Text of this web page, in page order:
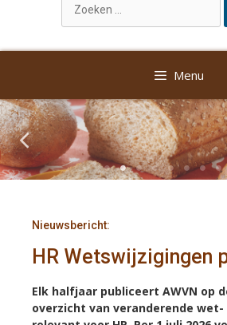
Menu
Nieuwsbericht:
HR Wetswijzigingen
Elk halfjaar publiceert AWVN op
overzicht van veranderende